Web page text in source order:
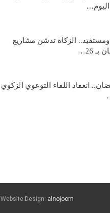
ومستفيد.. الزكاة تدشن مشاريع
26…
انعقاد اللقاء التوعوي الزكوي
Website Design: alnojoom